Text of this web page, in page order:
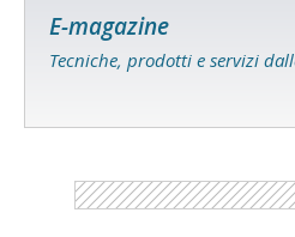
E-magazine
Tecniche, prodotti e servizi